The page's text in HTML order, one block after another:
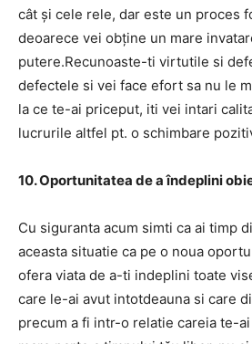
cât și cele rele, dar este un proces
deoarece vei obține un mare
putere.Recunoaste-ti virtutile si
defectele si vei face efort sa nu le
la ce te-ai priceput, iti vei intari
lucrurile altfel pt. o schimbare
10. Oportunitatea de a îndeplini
Cu siguranta acum simti ca ai timp
aceasta situatie ca pe o noua
ofera viata de a-ti indeplini toate
care le-ai avut intotdeauna si care
precum a fi intr-o relatie careia te-